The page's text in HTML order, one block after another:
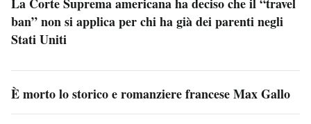
ban” non si applica per chi ha già dei parenti negli
Stati Uniti
È morto lo storico e romanziere francese Max Gallo